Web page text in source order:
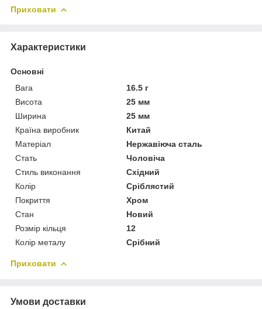
Приховати
Характеристики
Основні
Вага
16.5 г
Висота
25 мм
Ширина
25 мм
Країна виробник
Китай
Матеріал
Нержавіюча сталь
Стать
Чоловіча
Стиль виконання
Східний
Колір
Сріблястий
Покриття
Хром
Стан
Новий
Розмір кільця
12
Колір металу
Срібний
Приховати
Умови доставки